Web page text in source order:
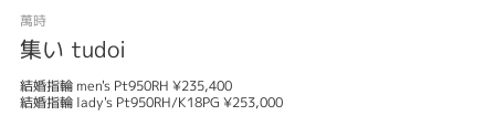
萬時
集い tudoi
結婚指輪 men's Pt950RH ¥235,400
結婚指輪 lady's Pt950RH/K18PG ¥253,000